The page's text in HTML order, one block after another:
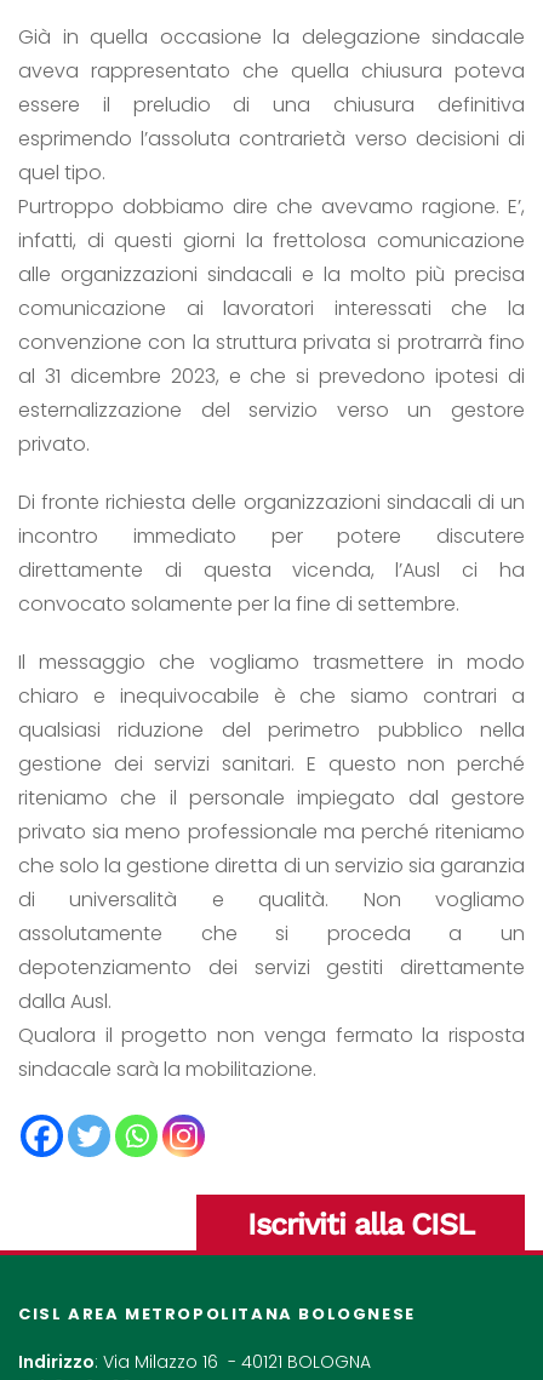
Già in quella occasione la delegazione sindacale
aveva rappresentato che quella chiusura poteva
essere il preludio di una chiusura definitiva
esprimendo l’assoluta contrarietà verso decisioni di
quel tipo.
Purtroppo dobbiamo dire che avevamo ragione. E’,
infatti, di questi giorni la frettolosa comunicazione
alle organizzazioni sindacali e la molto più precisa
comunicazione ai lavoratori interessati che la
convenzione con la struttura privata si protrarrà fino
al 31 dicembre 2023, e che si prevedono ipotesi di
esternalizzazione del servizio verso un gestore
privato.
Di fronte richiesta delle organizzazioni sindacali di un
incontro immediato per potere discutere
direttamente di questa vicenda, l’Ausl ci ha
convocato solamente per la fine di settembre.
Il messaggio che vogliamo trasmettere in modo
chiaro e inequivocabile è che siamo contrari a
qualsiasi riduzione del perimetro pubblico nella
gestione dei servizi sanitari. E questo non perché
riteniamo che il personale impiegato dal gestore
privato sia meno professionale ma perché riteniamo
che solo la gestione diretta di un servizio sia garanzia
di universalità e qualità. Non vogliamo
assolutamente che si proceda a un
depotenziamento dei servizi gestiti direttamente
dalla Ausl.
Qualora il progetto non venga fermato la risposta
sindacale sarà la mobilitazione.
Iscriviti alla CISL
CISL AREA METROPOLITANA BOLOGNESE
Indirizzo: Via Milazzo 16 - 40121 BOLOGNA